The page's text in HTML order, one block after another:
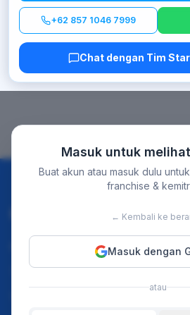
+62 857 1046 7999
Chat dengan Tim
Masuk untuk
Buat akun atau masuk dulu
franchise &
← Kembali ke
Masuk dengan
atau
TikTok